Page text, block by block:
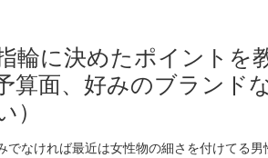
輪に決めたポイントを
算面、好みのブランド
でなければ最近は女性物の細さを付けてる